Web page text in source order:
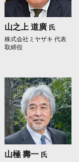
山之上 道廣 氏
株式会社ミヤザキ 代表
取締役
山極 壽一 氏